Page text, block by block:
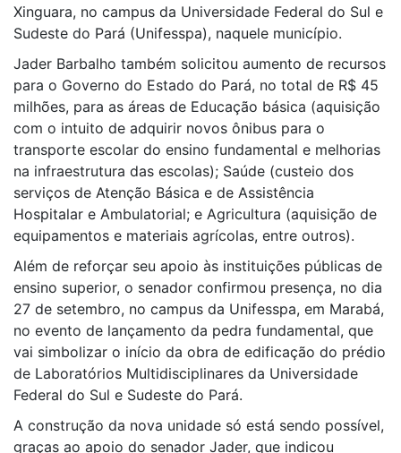
Xinguara, no campus da Universidade Federal do Sul e
Sudeste do Pará (Unifesspa), naquele município.
Jader Barbalho também solicitou aumento de recursos
para o Governo do Estado do Pará, no total de R$ 45
milhões, para as áreas de Educação básica (aquisição
com o intuito de adquirir novos ônibus para o
transporte escolar do ensino fundamental e melhorias
na infraestrutura das escolas); Saúde (custeio dos
serviços de Atenção Básica e de Assistência
Hospitalar e Ambulatorial; e Agricultura (aquisição de
equipamentos e materiais agrícolas, entre outros).
Além de reforçar seu apoio às instituições públicas de
ensino superior, o senador confirmou presença, no dia
27 de setembro, no campus da Unifesspa, em Marabá,
no evento de lançamento da pedra fundamental, que
vai simbolizar o início da obra de edificação do prédio
de Laboratórios Multidisciplinares da Universidade
Federal do Sul e Sudeste do Pará.
A construção da nova unidade só está sendo possível,
graças ao apoio do senador Jader, que indicou